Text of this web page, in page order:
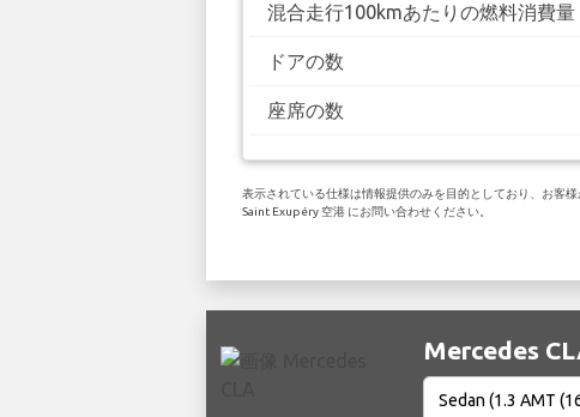
混合走行100kmあたりの燃料消費量
ドアの数
座席の数
表示されている仕様は情報提供のみを目的としており、お客
Saint Exupéry 空港 にお問い合わせください。
Mercedes